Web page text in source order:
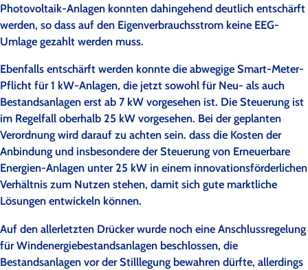
Photovoltaik-Anlagen konnten dahingehend deutlich entschärft
werden, so dass auf den Eigenverbrauchsstrom keine EEG-
Umlage gezahlt werden muss.
Ebenfalls entschärft werden konnte die abwegige Smart-Meter-
Pflicht für 1 kW-Anlagen, die jetzt sowohl für Neu- als auch
Bestandsanlagen erst ab 7 kW vorgesehen ist. Die Steuerung ist
im Regelfall oberhalb 25 kW vorgesehen. Bei der geplanten
Verordnung wird darauf zu achten sein. dass die Kosten der
Anbindung und insbesondere der Steuerung von Erneuerbare
Energien-Anlagen unter 25 kW in einem innovationsförderlichen
Verhältnis zum Nutzen stehen, damit sich gute marktliche
Lösungen entwickeln können.
Auf den allerletzten Drücker wurde noch eine Anschlussregelung
für Windenergiebestandsanlagen beschlossen, die
Bestandsanlagen vor der Stilllegung bewahren dürfte, allerdings